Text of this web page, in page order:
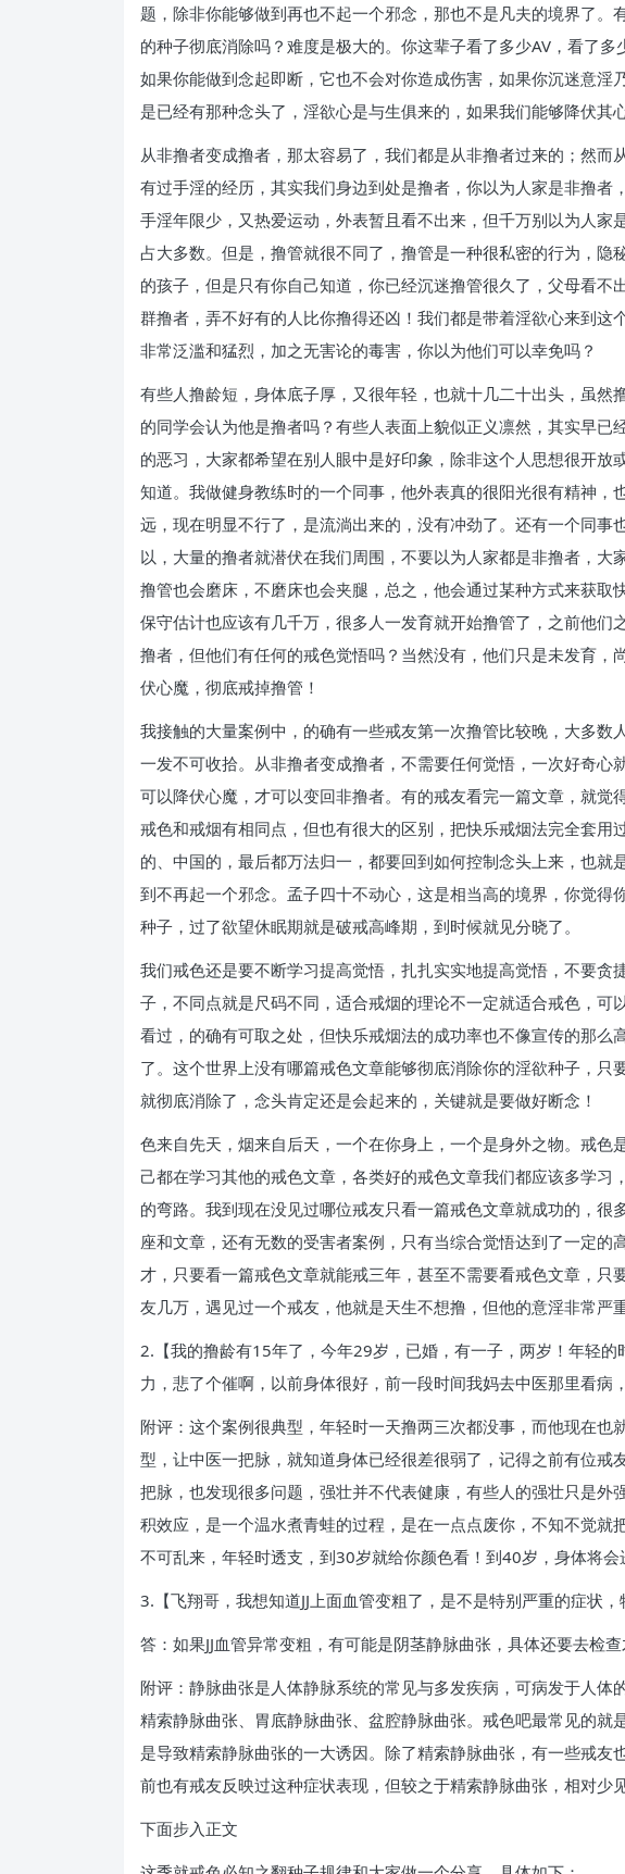
题，除非你能够做到再也不起一个邪念，那也不是凡夫的境界了
的种子彻底消除吗？难度是极大的。你这辈子看了多少AV，看了
如果你能做到念起即断，它也不会对你造成伤害，如果你沉迷意
是已经有那种念头了，淫欲心是与生俱来的，如果我们能够降伏其
从非撸者变成撸者，那太容易了，我们都是从非撸者过来的；然
有过手淫的经历，其实我们身边到处是撸者，你以为人家是非撸
手淫年限少，又热爱运动，外表暂且看不出来，但千万别以为人
占大多数。但是，撸管就很不同了，撸管是一种很私密的行为，
的孩子，但是只有你自己知道，你已经沉迷撸管很久了，父母看
群撸者，弄不好有的人比你撸得还凶！我们都是带着淫欲心来到
非常泛滥和猛烈，加之无害论的毒害，你以为他们可以幸免吗？
有些人撸龄短，身体底子厚，又很年轻，也就十几二十出头，虽
的同学会认为他是撸者吗？有些人表面上貌似正义凛然，其实早
的恶习，大家都希望在别人眼中是好印象，除非这个人思想很开
知道。我做健身教练时的一个同事，他外表真的很阳光很有精神
远，现在明显不行了，是流淌出来的，没有冲劲了。还有一个同
以，大量的撸者就潜伏在我们周围，不要以为人家都是非撸者，
撸管也会磨床，不磨床也会夹腿，总之，他会通过某种方式来获
保守估计也应该有几千万，很多人一发育就开始撸管了，之前他
撸者，但他们有任何的戒色觉悟吗？当然没有，他们只是未发育
伏心魔，彻底戒掉撸管！
我接触的大量案例中，的确有一些戒友第一次撸管比较晚，大多
一发不可收拾。从非撸者变成撸者，不需要任何觉悟，一次好奇
可以降伏心魔，才可以变回非撸者。有的戒友看完一篇文章，就
戒色和戒烟有相同点，但也有很大的区别，把快乐戒烟法完全套
的、中国的，最后都万法归一，都要回到如何控制念头上来，也
到不再起一个邪念。孟子四十不动心，这是相当高的境界，你觉
种子，过了欲望休眠期就是破戒高峰期，到时候就见分晓了。
我们戒色还是要不断学习提高觉悟，扎扎实实地提高觉悟，不要
子，不同点就是尺码不同，适合戒烟的理论不一定就适合戒色，
看过，的确有可取之处，但快乐戒烟法的成功率也不像宣传的那
了。这个世界上没有哪篇戒色文章能够彻底消除你的淫欲种子，
就彻底消除了，念头肯定还是会起来的，关键就是要做好断念！
色来自先天，烟来自后天，一个在你身上，一个是身外之物。戒
己都在学习其他的戒色文章，各类好的戒色文章我们都应该多学
的弯路。我到现在没见过哪位戒友只看一篇戒色文章就成功的，
座和文章，还有无数的受害者案例，只有当综合觉悟达到了一定
才，只要看一篇戒色文章就能戒三年，甚至不需要看戒色文章，
友几万，遇见过一个戒友，他就是天生不想撸，但他的意淫非常严
2.【我的撸龄有15年了，今年29岁，已婚，有一子，两岁！年轻
力，悲了个催啊，以前身体很好，前一段时间我妈去中医那里看病
附评：这个案例很典型，年轻时一天撸两三次都没事，而他现在
型，让中医一把脉，就知道身体已经很差很弱了，记得之前有位
把脉，也发现很多问题，强壮并不代表健康，有些人的强壮只是
积效应，是一个温水煮青蛙的过程，是在一点点废你，不知不觉
不可乱来，年轻时透支，到30岁就给你颜色看！到40岁，身体将
3.【飞翔哥，我想知道JJ上面血管变粗了，是不是特别严重的症状
答：如果JJ血管异常变粗，有可能是阴茎静脉曲张，具体还要去检查
附评：静脉曲张是人体静脉系统的常见与多发疾病，可病发于人体
精索静脉曲张、胃底静脉曲张、盆腔静脉曲张。戒色吧最常见的
是导致精索静脉曲张的一大诱因。除了精索静脉曲张，有一些戒
前也有戒友反映过这种症状表现，但较之于精索静脉曲张，相对少见
下面步入正文